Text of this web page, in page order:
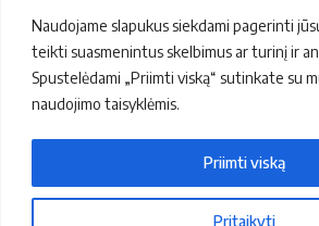
Naudojame slapukus siekdami pagerinti
teikti suasmenintus skelbimus ar turinį ir
Spustelėdami „Priimti viską“ sutinkate su
naudojimo taisyklėmis.
Pritaikyti
Priimti viską
Panevėžys
Palanga
Communication